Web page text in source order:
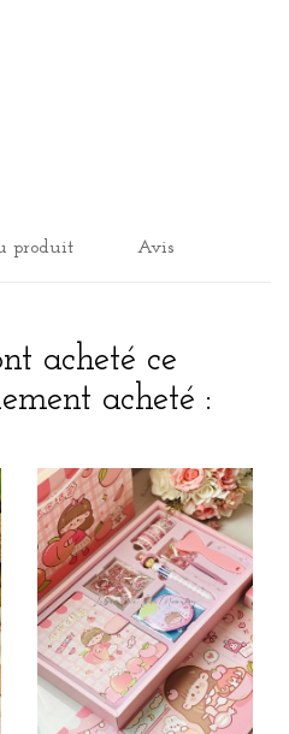
produit Avis
acheté ce
acheté :